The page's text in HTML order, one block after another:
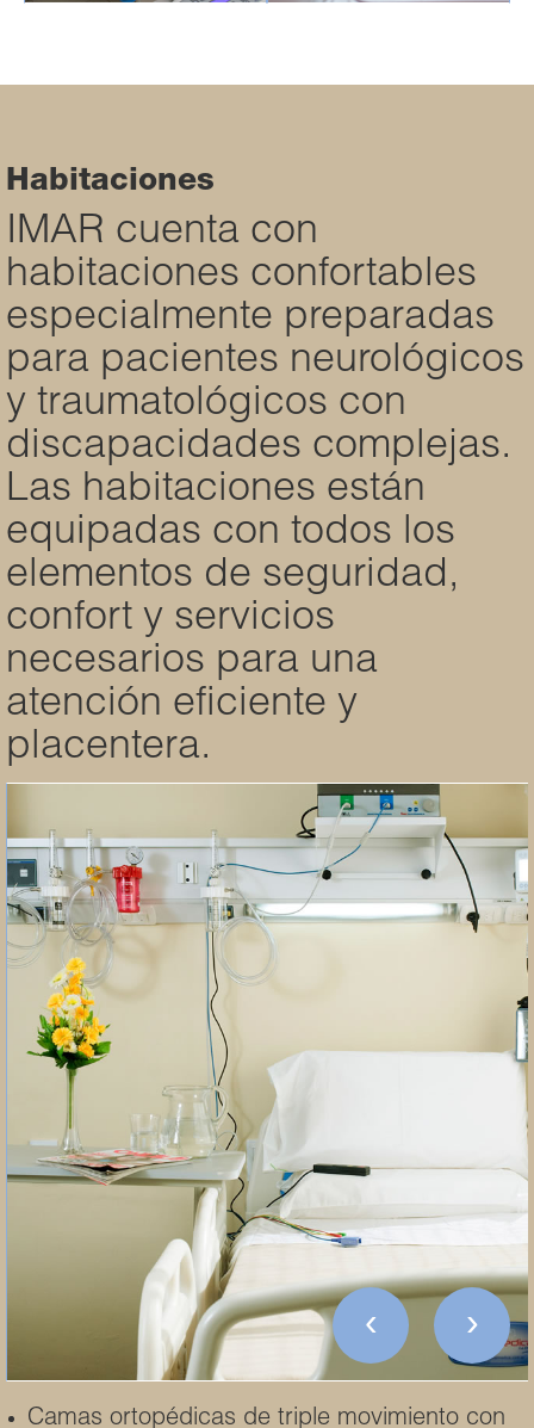
Habitaciones
IMAR cuenta con
habitaciones confortables
especialmente preparadas
para pacientes neurológicos
y traumatológicos con
discapacidades complejas.
Las habitaciones están
equipadas con todos los
elementos de seguridad,
confort y servicios
necesarios para una
atención eficiente y
placentera.
‹ ›
Camas ortopédicas de triple movimiento con